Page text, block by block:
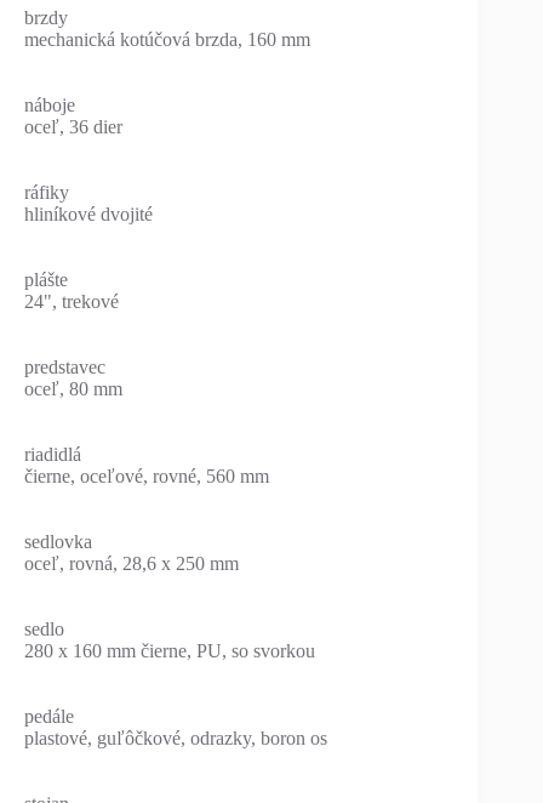
brzdy
mechanická kotúčová brzda, 160 mm
náboje
oceľ, 36 dier
ráfiky
hliníkové dvojité
plášte
24", trekové
predstavec
oceľ, 80 mm
riadidlá
čierne, oceľové, rovné, 560 mm
sedlovka
oceľ, rovná, 28,6 x 250 mm
sedlo
280 x 160 mm čierne, PU, so svorkou
pedále
plastové, guľôčkové, odrazky, boron os